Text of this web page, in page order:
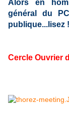
Alors en
général du
publique...lisez !
Cercle Ouvrier